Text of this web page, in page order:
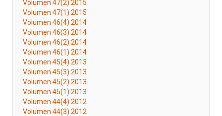
Volumen 47(2) 2015
Volumen 47(1) 2015
Volumen 46(4) 2014
Volumen 46(3) 2014
Volumen 46(2) 2014
Volumen 46(1) 2014
Volumen 45(4) 2013
Volumen 45(3) 2013
Volumen 45(2) 2013
Volumen 45(1) 2013
Volumen 44(4) 2012
Volumen 44(3) 2012